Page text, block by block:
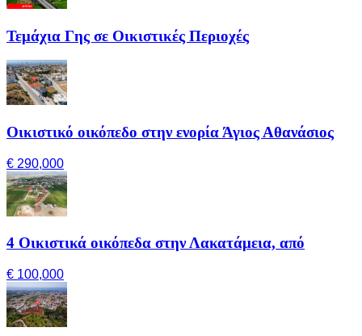
Τεμάχια Γης σε Οικιστικές Περιοχές
Οικιστικό οικόπεδο στην ενορία Άγιος Αθανάσιος
€ 290,000
4 Οικιστικά οικόπεδα στην Λακατάμεια, από
€ 100,000